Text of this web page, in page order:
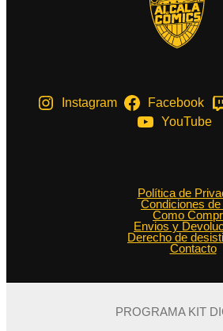
Instagram Facebook
YouTube
Política de
Condiciones
Como
Envios y
Derecho de
Contacto
PROGRAMA KIT